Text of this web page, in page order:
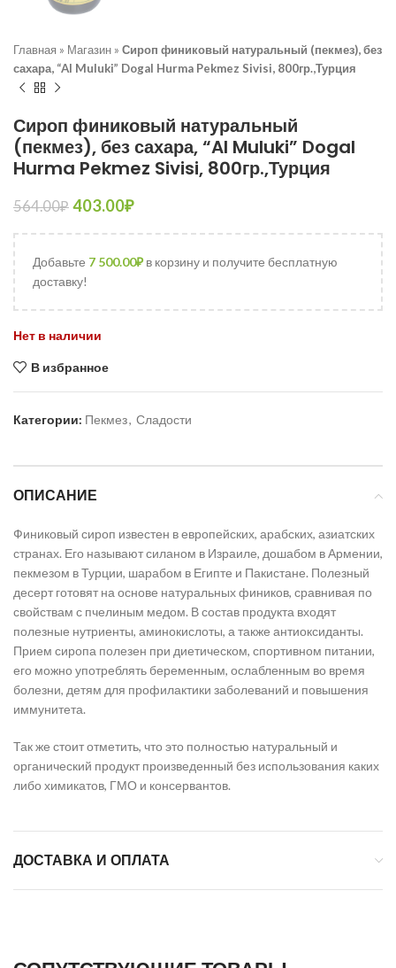
Главная » Магазин » Сироп финиковый натуральный (пекмез), без
сахара, “Al Muluki” Dogal Hurma Pekmez Sivisi, 800гр.,Турция
Сироп финиковый натуральный
(пекмез), без сахара, “Al Muluki” Dogal
Hurma Pekmez Sivisi, 800гр.,Турция
564.00₽ 403.00₽
Добавьте 7 500.00₽в корзину и получите бесплатную
доставку!
Нет в наличии
В избранное
Категории: Пекмез, Сладости
ОПИСАНИЕ
Финиковый сироп известен в европейских, арабских, азиатских
странах. Его называют силаном в Израиле, дошабом в Армении,
пекмезом в Турции, шарабом в Египте и Пакистане. Полезный
десерт готовят на основе натуральных фиников, сравнивая по
свойствам с пчелиным медом. В состав продукта входят
полезные нутриенты, аминокислоты, а также антиоксиданты.
Прием сиропа полезен при диетическом, спортивном питании,
его можно употреблять беременным, ослабленным во время
болезни, детям для профилактики заболеваний и повышения
иммунитета.
Так же стоит отметить, что это полностью натуральный и
органический продукт произведенный без использования каких
либо химикатов, ГМО и консервантов.
ДОСТАВКА И ОПЛАТА